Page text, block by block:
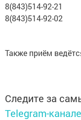
8(843)514-92-21
8(843)514-92-02
Также приём
Следите за
Telegram-канале